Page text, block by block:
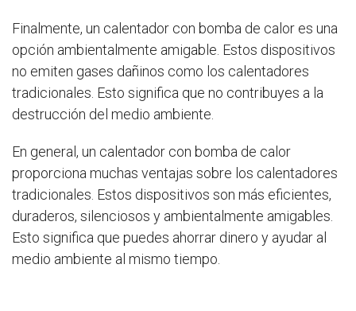
Finalmente, un calentador con bomba de calor es una
opción ambientalmente amigable. Estos dispositivos
no emiten gases dañinos como los calentadores
tradicionales. Esto significa que no contribuyes a la
destrucción del medio ambiente.
En general, un calentador con bomba de calor
proporciona muchas ventajas sobre los calentadores
tradicionales. Estos dispositivos son más eficientes,
duraderos, silenciosos y ambientalmente amigables.
Esto significa que puedes ahorrar dinero y ayudar al
medio ambiente al mismo tiempo.